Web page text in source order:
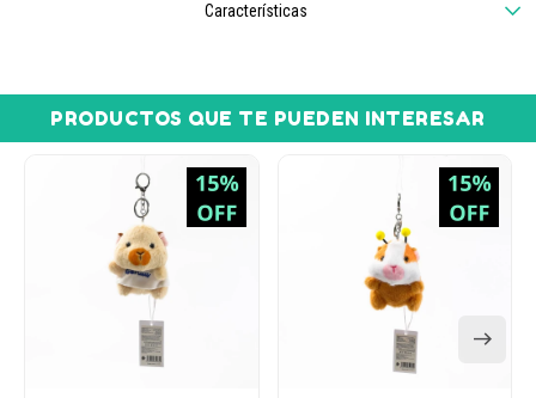
Características
PRODUCTOS QUE TE PUEDEN INTERESAR